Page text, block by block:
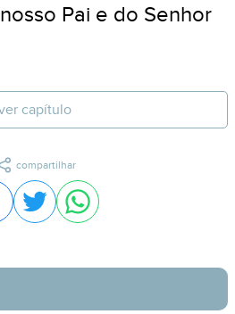
Pai e do Senhor
capítulo
compartilhar
no Facebook
Compartilhar no Twitter
Compartilhar no